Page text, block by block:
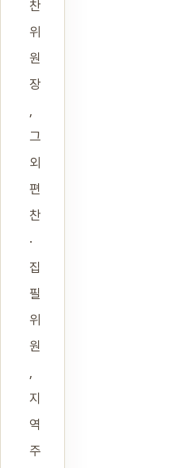
찬
위
원
장
,
그
외
편
찬
·
집
필
위
원
,
지
역
주